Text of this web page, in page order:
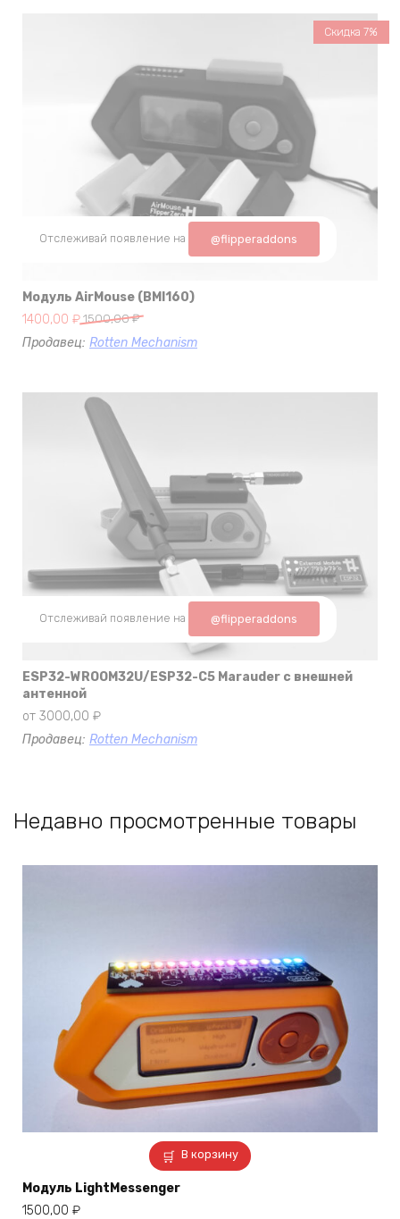
Отслеживай появление на @flipperaddons
Скидка 7%
Модуль AirMouse (BMI160)
1500,00₽
Первоначальная
цена
1400,00 ₽
Текущая
цена:
Продавец: Rotten Mechanism
Отслеживай появление на @flipperaddons
ESP32-WROOM32U/ESP32-C5 Marauder с внешней
антенной
от 3000,00 ₽
Продавец: Rotten Mechanism
Недавно просмотренные товары
В корзину
Модуль LightMessenger
1500,00 ₽